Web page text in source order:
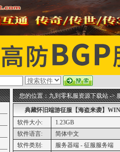
您的位置：九到零私服资源下载站->
典藏怀旧端游征服【海盗来袭】
软件大小:
1.23GB
软件语言:
简体中文
软件类别:
服务器端 - 征服服务端